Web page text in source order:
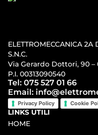
ELETTROMECCANICA 2A
S.N.C.
Via Gerardo Dottori, 90 –
P.I. 00313090540
Tel: 075 527 01 66
Email:
Privacy Policy Cookie
LINKS UTILI
HOME